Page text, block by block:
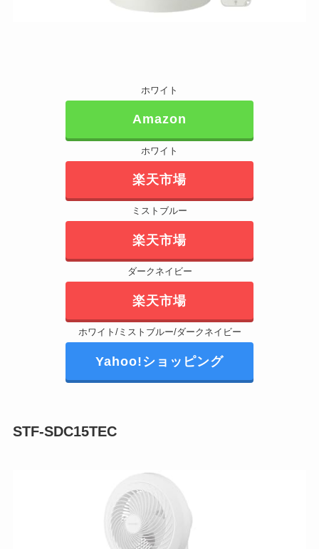
ホワイト
Amazon
ホワイト
楽天市場
ミストブルー
楽天市場
ダークネイビー
楽天市場
ホワイト/ミストブルー/ダークネイビー
Yahoo!ショッピング
STF-SDC15TEC